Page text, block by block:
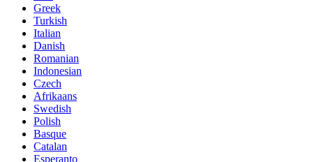
Greek
Turkish
Italian
Danish
Romanian
Indonesian
Czech
Afrikaans
Swedish
Polish
Basque
Catalan
Esperanto